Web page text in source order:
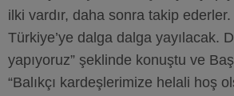
ilki vardır, daha sonra takip
Türkiye’ye dalga dalga yayılacak.
yapıyoruz” şeklinde konuştu ve
“Balıkçı kardeşlerimize helali hoş